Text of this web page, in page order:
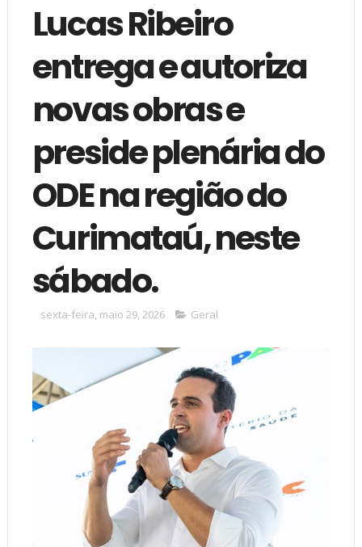
Lucas Ribeiro
entrega e autoriza
novas obras e
preside plenária do
ODE na região do
Curimataú, neste
sábado.
sexta-feira, maio 29, 2026 Geral